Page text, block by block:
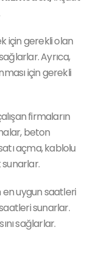
için gerekli olan
Ayrıca,
için gerekli
firmaların
beton
açma, kablolu
en uygun saatleri
sunarlar.
sağlarlar.